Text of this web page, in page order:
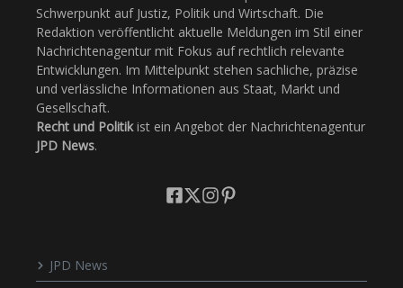
Schwerpunkt auf Justiz, Politik und Wirtschaft. Die
Redaktion veröffentlicht aktuelle Meldungen im Stil einer
Nachrichtenagentur mit Fokus auf rechtlich relevante
Entwicklungen. Im Mittelpunkt stehen sachliche, präzise
und verlässliche Informationen aus Staat, Markt und
Gesellschaft.
Recht und Politikist ein Angebot der Nachrichtenagentur
JPD News.
JPD News